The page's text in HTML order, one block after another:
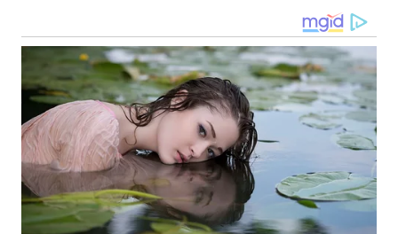
WN
MALUKU
WN
MALUT
DAIRI